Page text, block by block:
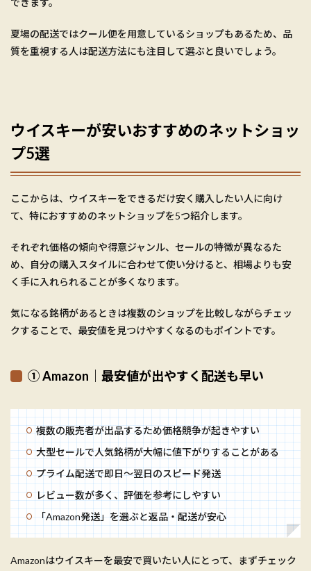
できます。
夏場の配送ではクール便を用意しているショップもあるため、品
質を重視する人は配送方法にも注目して選ぶと良いでしょう。
ウイスキーが安いおすすめのネットショッ
プ5選
ここからは、ウイスキーをできるだけ安く購入したい人に向け
て、特におすすめのネットショップを5つ紹介します。
それぞれ価格の傾向や得意ジャンル、セールの特徴が異なるた
め、自分の購入スタイルに合わせて使い分けると、相場よりも安
く手に入れられることが多くなります。
気になる銘柄があるときは複数のショップを比較しながらチェッ
クすることで、最安値を見つけやすくなるのもポイントです。
① Amazon｜最安値が出やすく配送も早い
複数の販売者が出品するため価格競争が起きやすい
大型セールで人気銘柄が大幅に値下がりすることがある
プライム配送で即日〜翌日のスピード発送
レビュー数が多く、評価を参考にしやすい
「Amazon発送」を選ぶと返品・配送が安心
Amazonはウイスキーを最安で買いたい人にとって、まずチェック